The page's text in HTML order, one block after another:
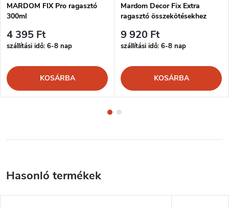
MARDOM FIX Pro ragasztó
300ml
4 395 Ft
szállítási idő: 6-8 nap
KOSÁRBA
Mardom Decor Fix Extra
ragasztó összekötésekhez
9 920 Ft
szállítási idő: 6-8 nap
KOSÁRBA